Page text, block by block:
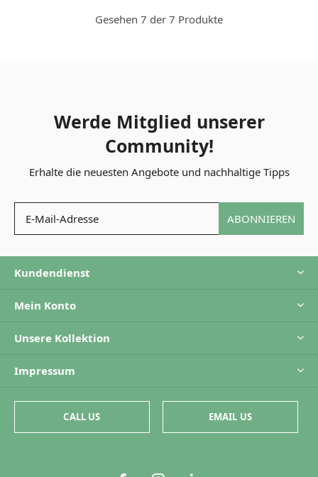
Gesehen 7 der 7 Produkte
Werde Mitglied unserer
Community!
Erhalte die neuesten Angebote und nachhaltige Tipps
ABONNIEREN
Kundendienst
Mein Konto
Unsere Kollektion
Impressum
CALL US EMAIL US